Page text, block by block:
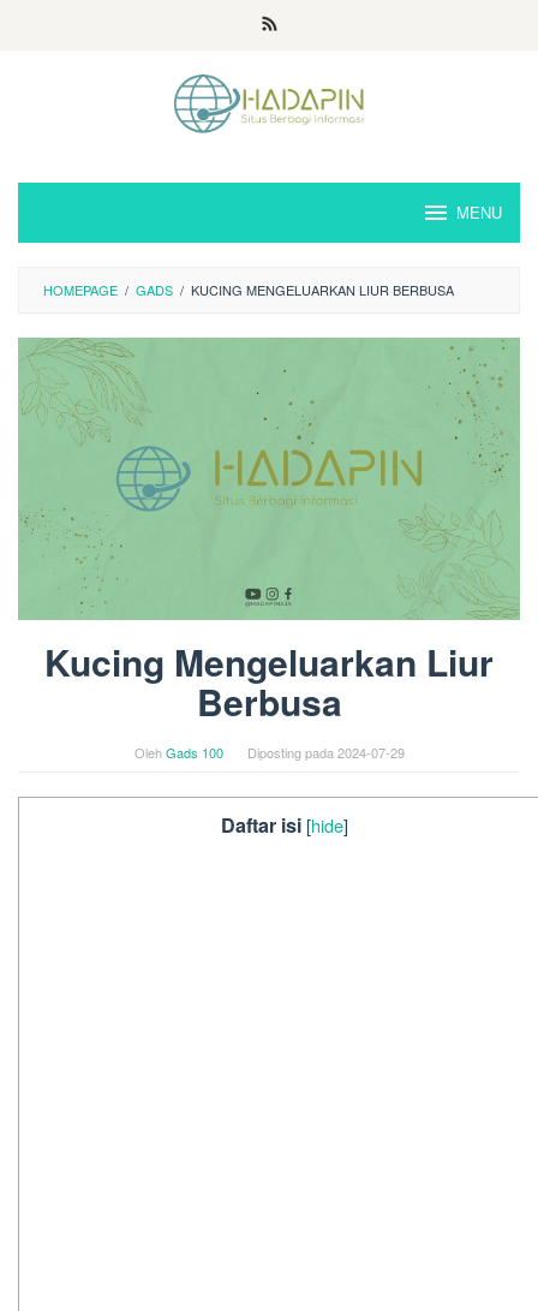
MENU
HOMEPAGE / GADS / KUCING MENGELUARKAN LIUR BERBUSA
Kucing Mengeluarkan Liur
Berbusa
OlehGads 100 Diposting pada 2024-07-29
Daftar isi [hide]